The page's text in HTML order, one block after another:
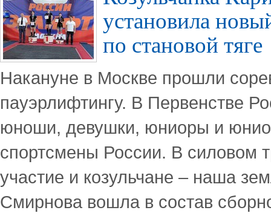
установила
по становой тяге
Накануне в Москве прошли
пауэрлифтингу. В Первенстве
юноши, девушки, юниоры и
спортсмены России. В силовом
участие и козульчане – наша
Смирнова вошла в состав